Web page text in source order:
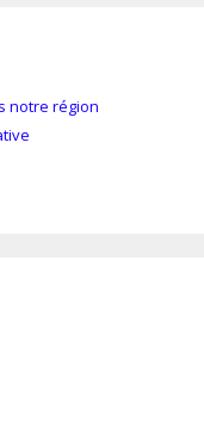
notre région